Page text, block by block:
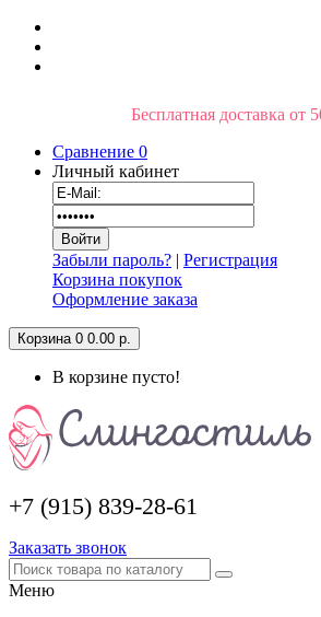
Бесплатная доставка от
Сравнение 0
Личный кабинет
Забыли пароль? | Регистрация
Корзина покупок
Оформление заказа
Корзина 0 0.00 р.
В корзине пусто!
+7 (915) 839-28-61
Заказать звонок
Меню